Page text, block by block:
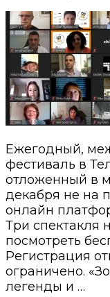
Ежегодный,
фестиваль в
отложенный в
декабря не на
онлайн
Три спектакля
посмотреть
Регистрация
ограничено.
легенды и …